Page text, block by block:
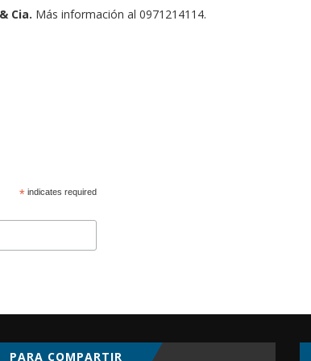
Cia. Más información al 0971214114.
*indicates required
PARA COMPARTIR